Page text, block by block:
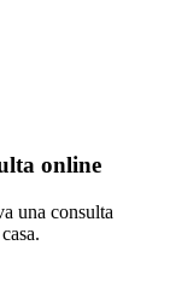
online
una consulta